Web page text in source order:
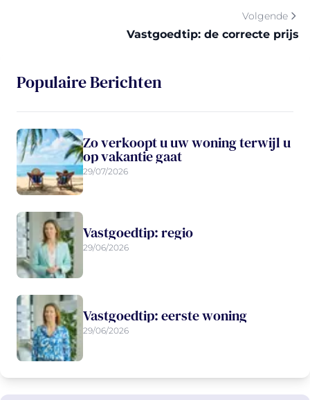
Volgende
Vastgoedtip: de correcte prijs
Populaire Berichten
Zo verkoopt u uw woning terwijl u
op vakantie gaat
29/07/2026
Vastgoedtip: regio
29/06/2026
Vastgoedtip: eerste woning
29/06/2026